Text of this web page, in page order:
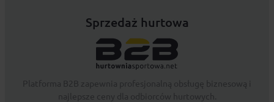
Sprzedaż hurtowa